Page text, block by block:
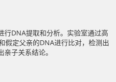
DNA提取和分析。实验室通过高
假定父亲的DNA进行比对，检测出
子关系结论。